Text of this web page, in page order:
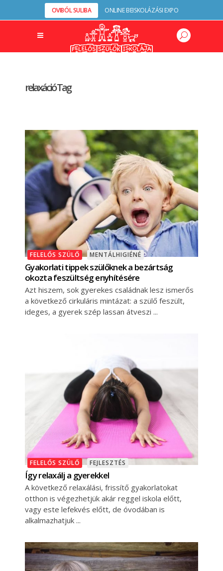
OVIBÓL SULIBA ONLINE BEISKOLÁZÁSI EXPO
relaxáció Tag
FELELŐS SZÜLŐ MENTÁLHIGIÉNÉ
Gyakorlati tippek szülőknek a bezártság
okozta feszültség enyhítésére
Azt hiszem, sok gyerekes családnak lesz ismerős
a következő cirkuláris mintázat: a szülő feszült,
ideges, a gyerek szép lassan átveszi
FELELŐS SZÜLŐ FEJLESZTÉS
Így relaxálj a gyerekkel
A következő relaxálási, frissítő gyakorlatokat
otthon is végezhetjük akár reggel iskola előtt,
vagy este lefekvés előtt, de óvodában is
alkalmazhatjuk